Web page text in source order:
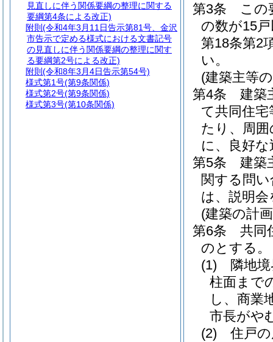
第3条
この
の数が15
第18条第2
い。
(建築主等
第4条
建築
て共同住
たり、周
に、良好
第5条
建築
関する問
は、説明
(建築の計
第6条
共同
のとする。
(1)
隣地
柱面まで
し、商業
市長がや
(2)
住戸
見直しに伴う関係要綱の整理に関する
要綱第4条による改正)
附則 (令和4年3月11日告示第81号、金沢
市告示で定める様式における文書記号
の見直しに伴う関係要綱の整理に関す
る要綱第2号による改正)
附則 (令和8年3月4日告示第54号)
様式第1号(第9条関係)
様式第2号(第9条関係)
様式第3号(第10条関係)